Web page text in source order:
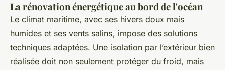
La rénovation énergétique au bord de l'océan
Le climat maritime, avec ses hivers doux mais
humides et ses vents salins, impose des solutions
techniques adaptées. Une isolation par l’extérieur bien
réalisée doit non seulement protéger du froid, mais